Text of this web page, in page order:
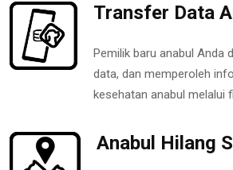
Transfer Data
Pemilik baru anabul Anda
data, dan memperoleh
kesehatan anabul melalui
Anabul Hilang